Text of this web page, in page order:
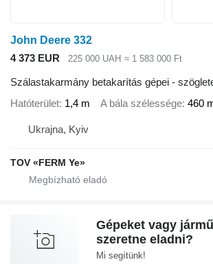
John Deere 332
4 373 EUR
225 000 UAH ≈ 1 583 000 Ft
Szálastakarmány betakarítás gépei -
Hatóterület 1,4 m A bála szélessége 460
Ukrajna, Kyiv
TOV «FERM Ye»
Gépeket vagy
szeretne eladni?
Mi segítünk!